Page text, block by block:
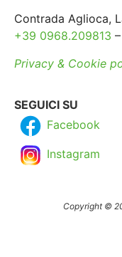
Contrada Aglioca,
+39 0968.209813 –
Privacy & Cookie
SEGUICI SU
Facebook
Instagram
Copyright ©